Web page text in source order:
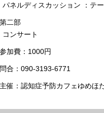
パネルディスカッション ：テ
二部
コンサート
加費：1000円
合：090-3193-6771
催：認知症予防カフェゆめほ